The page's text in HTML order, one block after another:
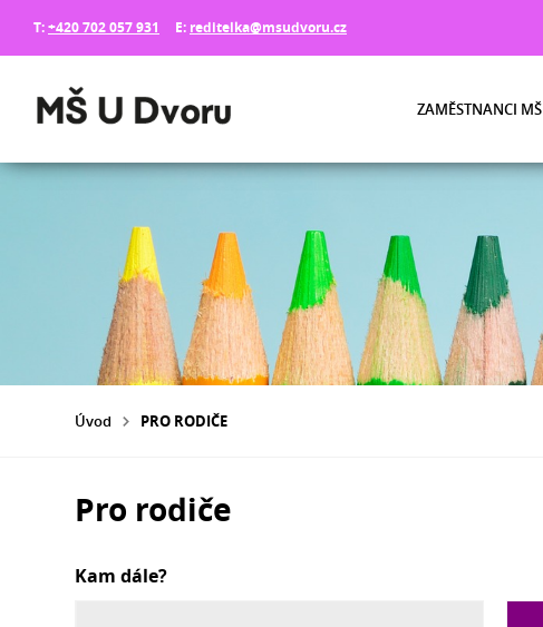
T:+420 702 057 931 E: reditelka@msudvoru.cz
ZAMĚSTNANCI MŠ
Úvod PRO RODIČE
Pro rodiče
Kam dále?